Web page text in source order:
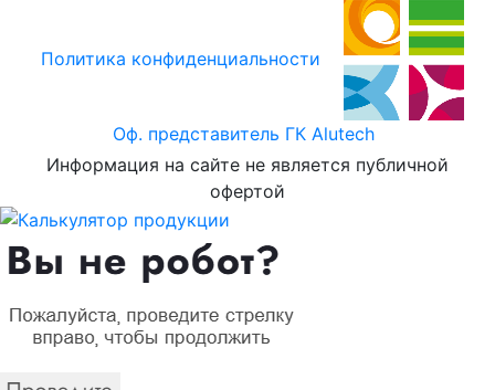
Политика конфиденциальности
Оф. представитель ГК Alutech
Информация на сайте не является публичной
офертой